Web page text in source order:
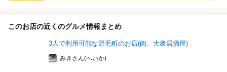
このお店の近くのグルメ情報まとめ
3人で利用可能な野毛町のお店(肉、大衆居酒屋)
みきさん(へいか)